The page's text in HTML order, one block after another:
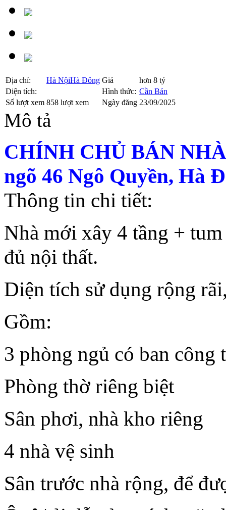
Địa chỉ: Hà NộiHà Đông Giá
hơn 8 tỷ
Diện tích:
Hình thức: Cần Bán
Số lượt xem 858 lượt xem Ngày đăng 23/09/2025
Mô tả
CHÍNH CHỦ BÁN
ngõ 46 Ngô Quyền, Hà
Thông tin chi tiết:
Nhà mới xây 4 tầng +
đủ nội thất.
Diện tích sử dụng rộng
Gồm:
3 phòng ngủ có ban công
Phòng thờ riêng biệt
Sân phơi, nhà kho riêng
4 nhà vệ sinh
Sân trước nhà rộng, để